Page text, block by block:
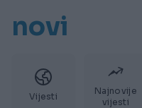
novi
Vijesti
Najnovije
vijesti